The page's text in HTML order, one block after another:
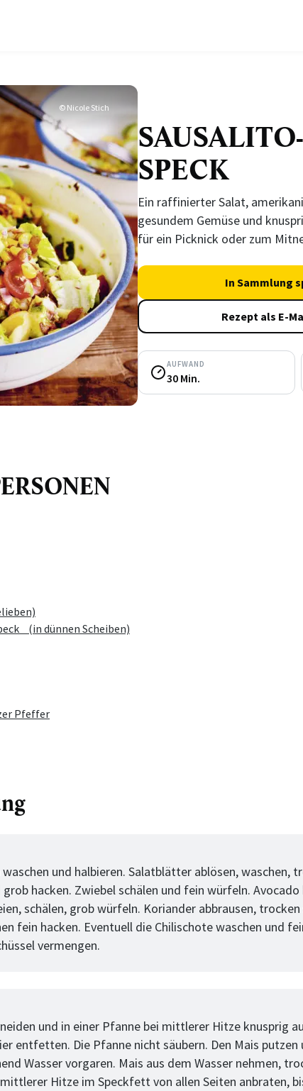
© Nicole Stich
SPECK
Ein raffinierter Salat,
gesundem Gemüse und
für ein Picknick oder zum
In Sammlung
Rezept als E-
AUFWAND
30 Min.
(in dünnen Scheiben)
Pfeffer
und halbieren. Salatblätter ablösen, waschen,
hacken. Zwiebel schälen und fein würfeln. Avocado
schälen, grob würfeln. Koriander abbrausen,
fein hacken. Eventuell die Chilischote waschen und
vermengen.
und in einer Pfanne bei mittlerer Hitze knusprig
entfetten. Die Pfanne nicht säubern. Den Mais putzen
Wasser vorgaren. Mais aus dem Wasser nehmen,
Hitze im Speckfett von allen Seiten anbraten,